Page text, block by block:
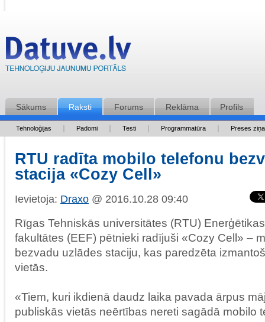
Sākums Raksti Forums Reklāma Profils
Tehnoloģijas Padomi Testi Programmatūra Preses
RTU radīta mobilo telefonu
stacija «Cozy Cell»
Ievietoja: Draxo @ 2016.10.28 09:40
Rīgas Tehniskās universitātes (RTU)
fakultātes (EEF) pētnieki radījuši «Cozy Cell» –
bezvadu uzlādes staciju, kas paredzēta
vietās.
«Tiem, kuri ikdienā daudz laika pavada ārpus
publiskās vietās neērtības nereti sagādā mobilo